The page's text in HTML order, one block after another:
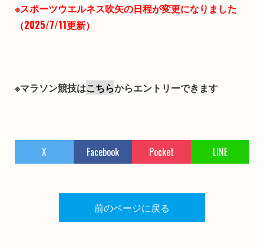
※スポーツウエルネス吹矢の日程が変更になりました
（2025/7/11更新）
※マラソン競技はこちらからエントリーできます
X Facebook Pocket LINE
前のページに戻る